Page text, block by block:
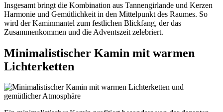
Insgesamt bringt die Kombination aus Tannengirlande und Kerzen
Harmonie und Gemütlichkeit in den Mittelpunkt des Raumes. So
wird der Kaminmantel zum festlichen Blickfang, der das
Zusammenkommen und die Adventszeit zelebriert.
Minimalistischer Kamin mit warmen
Lichterketten